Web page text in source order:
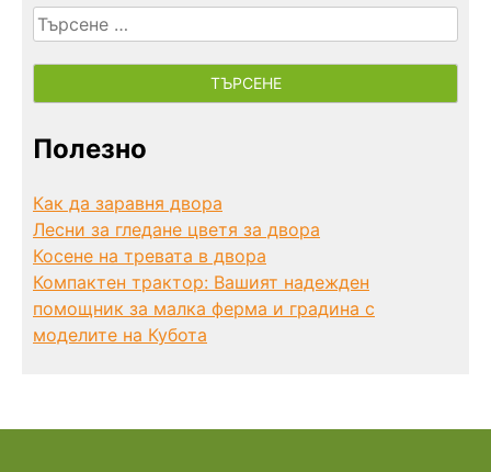
Търсене
за:
Полезно
Как да заравня двора
Лесни за гледане цветя за двора
Косене на тревата в двора
Компактен трактор: Вашият надежден
помощник за малка ферма и градина с
моделите на Кубота